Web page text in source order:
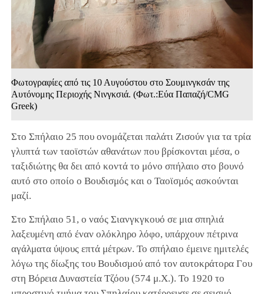
Φωτογραφίες από τις 10 Αυγούστου στο Σουμινγκσάν της
Αυτόνομης Περιοχής Νινγκσιά. (Φωτ.:Εύα Παπαζή/CMG
Greek)
Στο Σπήλαιο 25 που ονομάζεται παλάτι Ζισούν για τα τρία
γλυπτά των ταοϊστών αθανάτων που βρίσκονται μέσα, ο
ταξιδιώτης θα δει από κοντά το μόνο σπήλαιο στο βουνό
αυτό στο οποίο ο Βουδισμός και ο Ταοϊσμός ασκούνται
μαζί.
Στο Σπήλαιο 51, ο ναός Σιανγκγκουό σε μια σπηλιά
λαξευμένη από έναν ολόκληρο λόφο, υπάρχουν πέτρινα
αγάλματα ύψους επτά μέτρων. Το σπήλαιο έμεινε ημιτελές
λόγω της δίωξης του Βουδισμού από τον αυτοκράτορα Γου
στη Βόρεια Δυναστεία Τζόου (574 μ.Χ.). Το 1920 το